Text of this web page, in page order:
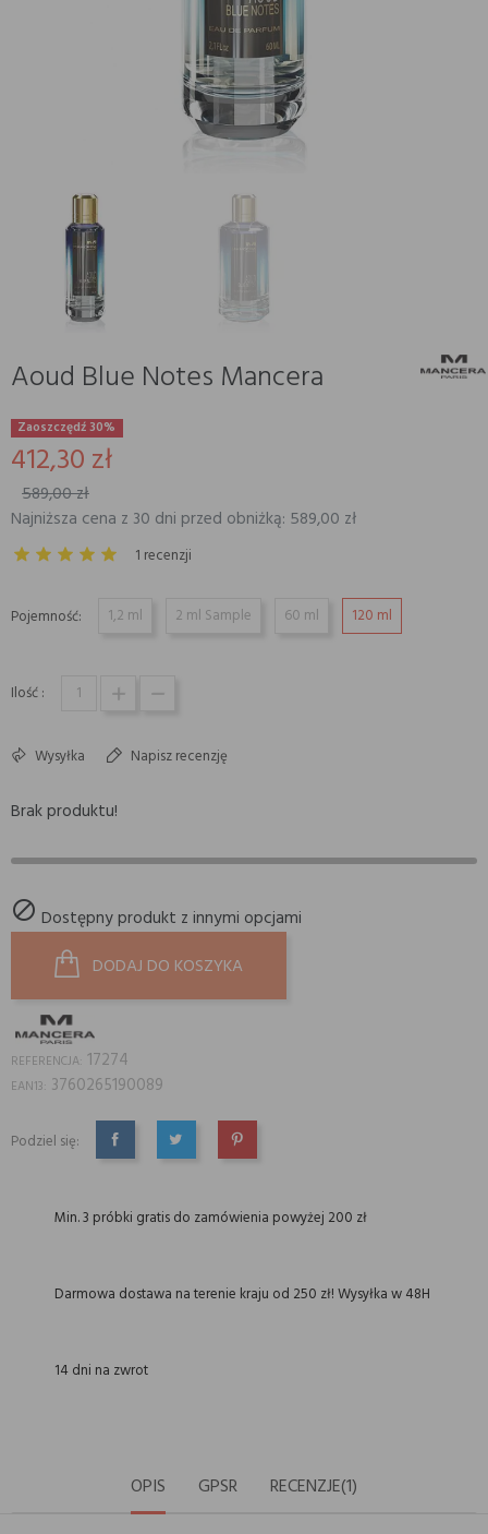
Aoud Blue Notes Mancera
Zaoszczędź 30%
412,30 zł
589,00 zł
Najniższa cena z 30 dni przed obniżką: 589,00 zł
1 recenzji
Pojemność: 1,2 ml 2 ml Sample 60 ml 120 ml
Ilość :
Wysyłka Napisz recenzję
Brak produktu!
 Dostępny produkt z innymi opcjami
DODAJ DO KOSZYKA
REFERENCJA: 17274
EAN13: 3760265190089
Podziel się:
UDOSTĘPNIJTWEETUJPINTEREST
Min. 3 próbki gratis do zamówienia powyżej 200 zł
Darmowa dostawa na terenie kraju od 250 zł! Wysyłka w 48H
14 dni na zwrot
OPIS GPSR RECENZJE(1)